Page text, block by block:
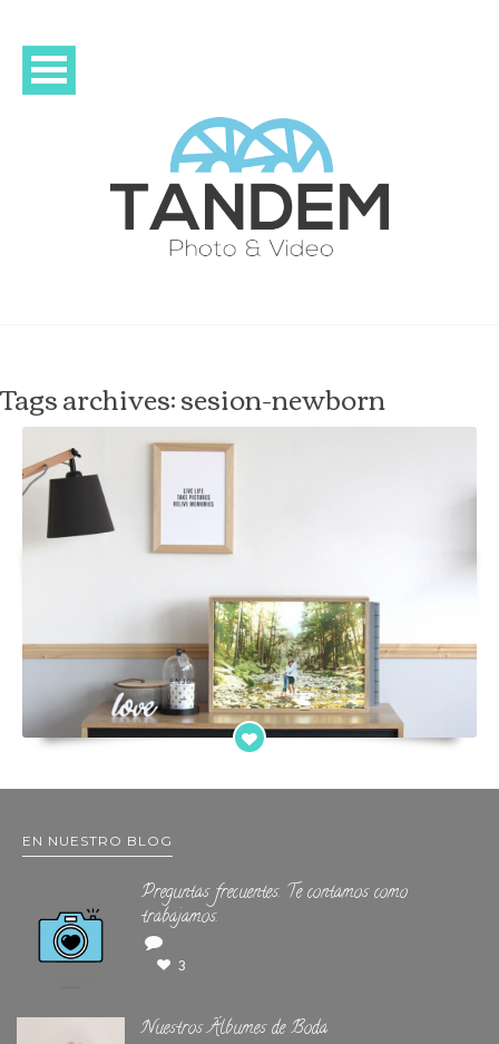
Tags archives: sesion-newborn
EN NUESTRO BLOG
Preguntas frecuentes. Te contamos como
trabajamos.
3
Nuestros Álbumes de Boda